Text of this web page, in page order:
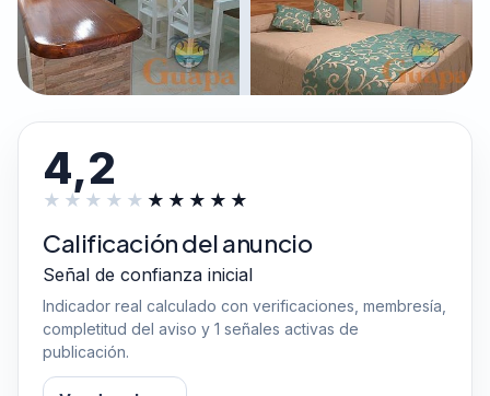
4,2
Calificación del anuncio
Señal de confianza inicial
Indicador real calculado con verificaciones, membresía,
completitud del aviso y 1 señales activas de
publicación.